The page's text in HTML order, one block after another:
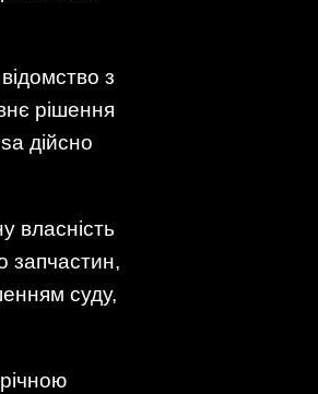
з
рішення
дійсно
власність
запчастин,
суду,